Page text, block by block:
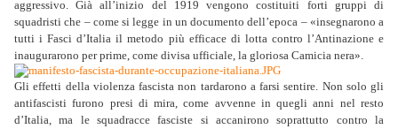
aggressivo. Già all’inizio del 1919 vengono costituiti forti gruppi di
squadristi che – come si legge in un documento dell’epoca – «insegnarono a
tutti i Fasci d’Italia il metodo più efficace di lotta contro l’Antinazione e
inaugurarono per prime, come divisa ufficiale, la gloriosa Camicia nera».
Gli effetti della violenza fascista non tardarono a farsi sentire. Non solo gli
antifascisti furono presi di mira, come avvenne in quegli anni nel resto
d’Italia, ma le squadracce fasciste si accanirono soprattutto contro la